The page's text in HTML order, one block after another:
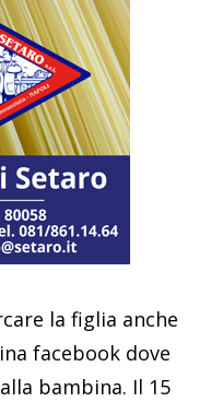
la figlia anche
facebook dove
bambina. Il 15